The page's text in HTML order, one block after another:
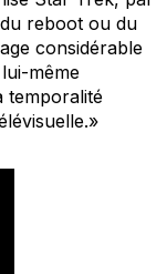
reboot ou du
considérable
même
temporalité